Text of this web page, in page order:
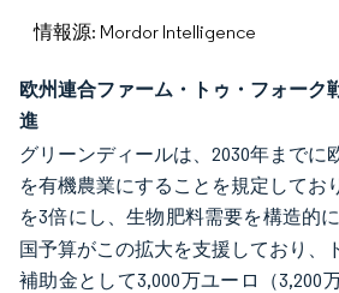
情報源: Mordor Intelligence
欧州連合ファーム・トゥ・フォーク
進
グリーンディールは、2030年までに
を有機農業にすることを規定してお
を3倍にし、生物肥料需要を構造的
国予算がこの拡大を支援しており、
補助金として3,000万ユーロ（3,200